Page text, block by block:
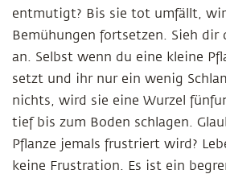
entmutigt? Bis sie tot umfällt,
Bemühungen fortsetzen. Sieh dir
an. Selbst wenn du eine kleine
setzt und ihr nur ein wenig
nichts, wird sie eine Wurzel
tief bis zum Boden schlagen.
Pflanze jemals frustriert wird?
keine Frustration. Es ist ein